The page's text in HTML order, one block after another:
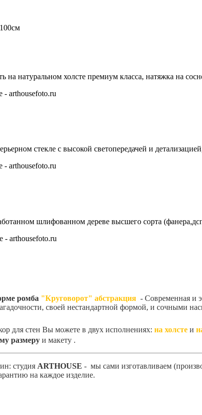
на натуральном холсте премиум класса, натяжка на
стекле с высокой светопередачей и
шлифованном дереве высшего сорта
ромба "Круговорот" абстракция - Современная и
своей нестандартной формой, и сочными
для стен Вы можете в двух исполнениях: на холсте и
размеру и макету .
студия ARTHOUSE - мы сами изготавливаем
на каждое изделие.